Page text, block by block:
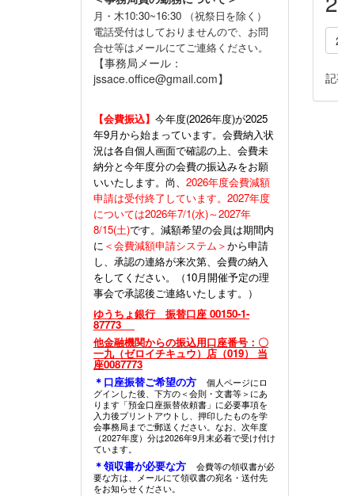
月・木10:30~16:30 （祝祭日を除く）
電話受付はしておりませんので、お問
合せ等はメールにてご連絡ください。
【事務局メール：
jssace.office@gmail.com】
【会費振込】 今年度(2026年度)が2025
年9月から始まっています。会費納入状
況は各自個人画面で確認の上、会費未
納分と今年度分の会費の振込みをお願
いいたします。尚、 2026年度会費減額
申請は受付終了しています。2027年度
については2026年7/1(水)～2027年
8/15(土)です。減額希望の会員は期間内
に ＜会費減額申請システム＞から申請
し、承認の連絡が来次第、会費の納入
をしてください。（10月開催予定の理
事会で承認後ご連絡いたします。）
ゆうちょ銀行 振替口座 00150-1-
87773
他金融機関からの振込用口座番号：〇
一九（ゼロイチキュウ）店（019） 当
座0087773
＊口座振替ご希望の方
個人ページにロ
グインした後、下方の＜会則・文書等＞にあ
ります「預金口座振替依頼書」に必要事項を
入力後プリントアウトし、押印したものを学
会事務局までご郵送ください。なお、次年度
（2027年度）分は2026年9月末必着で受け付け
ています。
＊領収書が必要な方
会費等の領収書が必
要な方は、メールにて領収書の宛名・送付先
をお知らせください。